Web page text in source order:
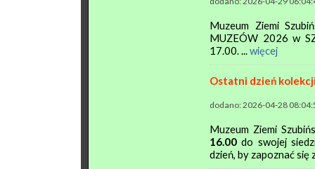
Muzeum Ziemi
MUZEÓW 2026 w
17.00. ...więcej
Ostatni dzień
dodano: 2026-04-28
Muzeum Ziemi
16.00 do swojej
dzień, by zapoznać